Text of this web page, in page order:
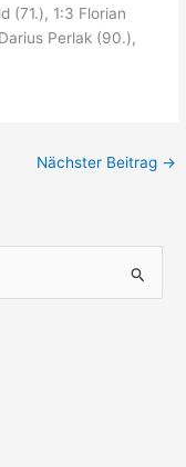
(71.), 1:3 Florian
Perlak (90.),
Nächster Beitrag →